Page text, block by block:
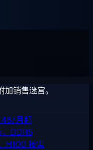
销售迷宫。
月起
，DDR5
H100 按需